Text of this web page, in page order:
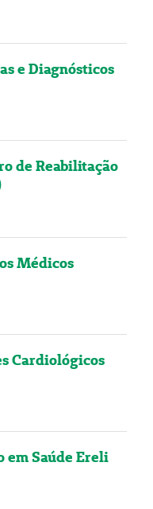
e Diagnósticos
de Reabilitação
Médicos
Cardiológicos
em Saúde Ereli